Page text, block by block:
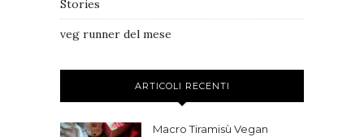
Stories
veg runner del mese
ARTICOLI RECENTI
Macro Tiramisù Vegan